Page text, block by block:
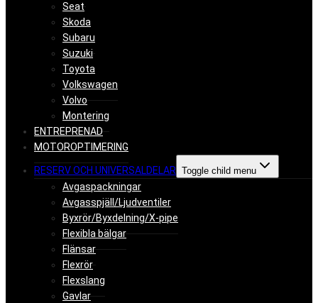
Seat
Skoda
Subaru
Suzuki
Toyota
Volkswagen
Volvo
Montering
ENTREPRENAD
MOTOROPTIMERING
RESERV OCH UNIVERSALDELAR Toggle child menu
Avgaspackningar
Avgasspjäll/Ljudventiler
Byxrör/Byxdelning/X-pipe
Flexibla bälgar
Flänsar
Flexrör
Flexslang
Gavlar